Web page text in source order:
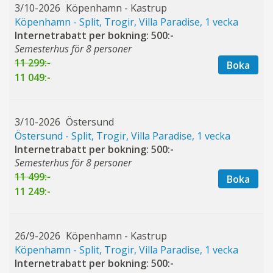
3/10-2026 Köpenhamn - Kastrup
Köpenhamn - Split, Trogir, Villa Paradise, 1 vecka
Internetrabatt per bokning: 500:-
Semesterhus för 8 personer
11 299:-
11 049:-
Boka
3/10-2026 Östersund
Östersund - Split, Trogir, Villa Paradise, 1 vecka
Internetrabatt per bokning: 500:-
Semesterhus för 8 personer
11 499:-
11 249:-
Boka
26/9-2026 Köpenhamn - Kastrup
Köpenhamn - Split, Trogir, Villa Paradise, 1 vecka
Internetrabatt per bokning: 500:-